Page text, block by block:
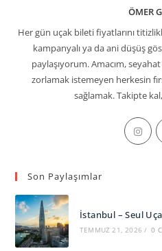
ÖMER
Her gün uçak bileti fiyatlarını
kampanyalı ya da ani düşüş
paylaşıyorum. Amacım,
zorlamak istemeyen herkesin
sağlamak. Takipte
in
Son Paylaşımlar
İstanbul – Seul
TEMMUZ 21, 2026 / 0